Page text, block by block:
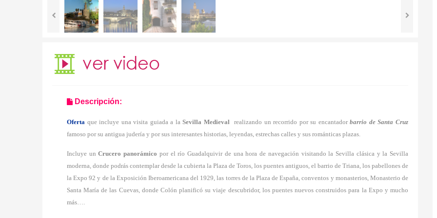
Descripción:
Oferta que incluye una visita guiada a laSevilla Medieval realizando un recorrido por su encantadorbarrio de Santa Cruz
famoso por su antigua judería y por sus interesantes historias, leyendas, estrechas calles y sus románticas plazas.
Incluye unCrucero panorámico por el río Guadalquivir de una hora de navegación visitando la Sevilla clásica y la Sevilla
moderna, donde podrás contemplar desde la cubierta la Plaza de Toros, los puentes antiguos, el barrio de Triana, los pabellones de
la Expo 92 y de la Exposición Iberoamericana del 1929, las torres de la Plaza de España, conventos y monasterios, Monasterio de
Santa María de las Cuevas, donde Colón planificó su viaje descubridor, los puentes nuevos construidos para la Expo y mucho
más….